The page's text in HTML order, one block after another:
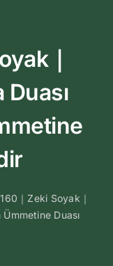
Biyografi
Kitapları
Sesli
｜
Duası
｜Zeki Soyak｜
Duası